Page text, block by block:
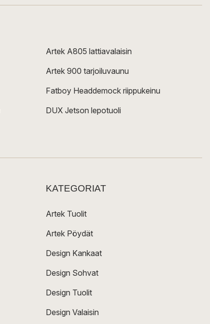
Artek A805 lattiavalaisin
Artek 900 tarjoiluvaunu
Fatboy Headdemock riippukeinu
DUX Jetson lepotuoli
KATEGORIAT
Artek Tuolit
Artek Pöydät
Design Kankaat
Design Sohvat
Design Tuolit
Design Valaisin